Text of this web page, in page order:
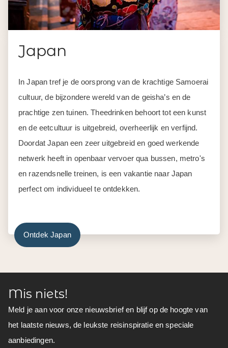
Japan
In Japan tref je de oorsprong van de krachtige Samoerai
cultuur, de bijzondere wereld van de geisha’s en de
prachtige zen tuinen. Theedrinken behoort tot een kunst
en de eetcultuur is uitgebreid, overheerlijk en verfijnd.
Doordat Japan een zeer uitgebreid en goed werkende
netwerk heeft in openbaar vervoer qua bussen, metro's
en razendsnelle treinen, is een vakantie naar Japan
perfect om individueel te ontdekken.
Ontdek Japan
Mis niets!
Meld je aan voor onze nieuwsbrief en blijf op de hoogte van
het laatste nieuws, de leukste reisinspiratie en speciale
aanbiedingen.